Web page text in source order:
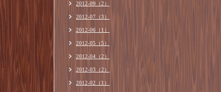
2012-09（2）
2012-07（3）
2012-06（1）
2012-05（5）
2012-04（2）
2012-03（2）
2012-02（1）